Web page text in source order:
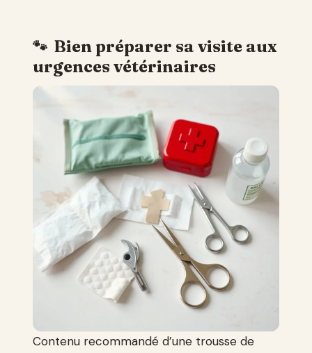
Bien préparer sa visite aux
urgences vétérinaires
Contenu recommandé d’une trousse de